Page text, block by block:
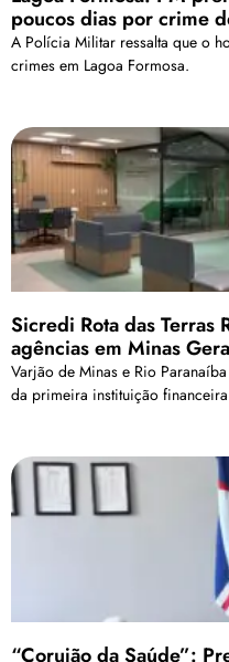
poucos dias por crime
A Polícia Militar ressalta que o
crimes em Lagoa Formosa.
Sicredi Rota das Terras
agências em Minas
Varjão de Minas e Rio
da primeira instituição
“Corujão da Saúde”: